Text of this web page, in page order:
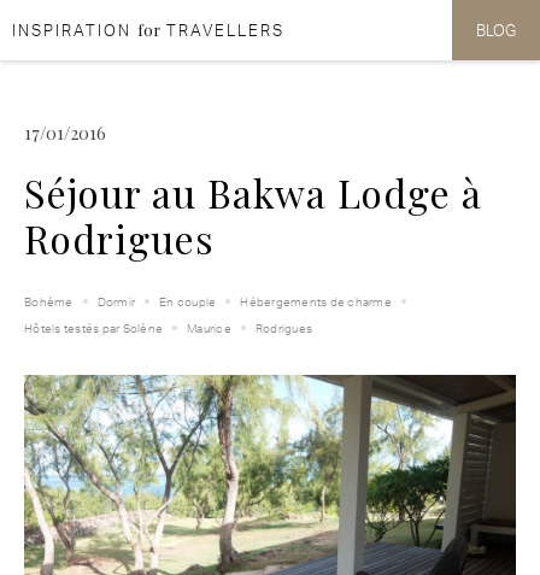
Aller au contenu
Aller au menu
INSPIRATION for TRAVELLERS BLOG
17/01/2016
Séjour au Bakwa Lodge à
Rodrigues
Bohème Dormir En couple
Hébergements de charme
Hôtels testés par Solène
Maurice Rodrigues